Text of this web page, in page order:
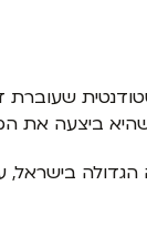
סטודנטית
שהיא ביצעה את
בישראל,